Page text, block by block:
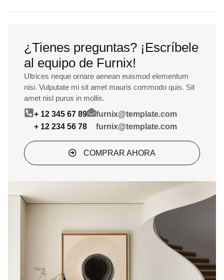
¿Tienes preguntas? ¡Escríbele
al equipo de Furnix!
Ultrices neque ornare aenean euismod elementum
nisi. Vulputate mi sit amet mauris commodo quis. Sit
amet nisl purus in mollis.
+ 12 345 67 89
+ 12 234 56 78
furnix@template.com
furnix@template.com
COMPRAR AHORA